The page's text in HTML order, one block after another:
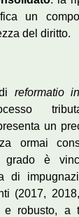
un
del diritto.
reformatio
un
ormai
grado è
di
(2017,
e robusto, a